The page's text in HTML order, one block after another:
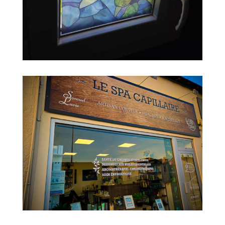
Adhésif dépoli imprimé à Angers :
un projet de vitrophanie effet vitrail
réussi